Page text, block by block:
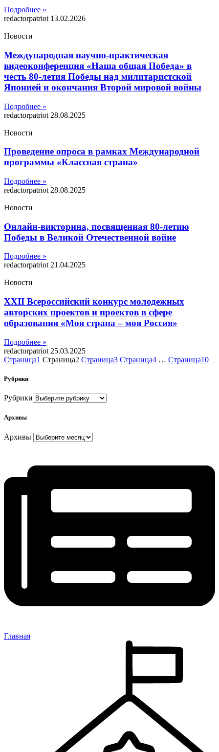
Подробнее »
redactorpatriot 13.02.2026
Новости
Международная научно-практическая
видеоконференция «Наша общая Победа» в
честь 80-летия Победы над милитаристской
Японией и окончания Второй мировой войны
Подробнее »
redactorpatriot 28.08.2025
Новости
Проведение опроса в рамках Международной
программы «Классная страна»
Подробнее »
redactorpatriot 28.08.2025
Новости
Онлайн-викторина, посвященная 80-летию
Победы в Великой Отечественной войне
Подробнее »
redactorpatriot21.04.2025
Новости
XXII Всероссийский конкурс молодежных
авторских проектов и проектов в сфере
образования «Моя страна – моя Россия»
Подробнее »
redactorpatriot 25.03.2025
Страница1 Страница2 Страница3 Страница4 … Страница10
Рубрики
Рубрики
Архивы
Архивы
Главная